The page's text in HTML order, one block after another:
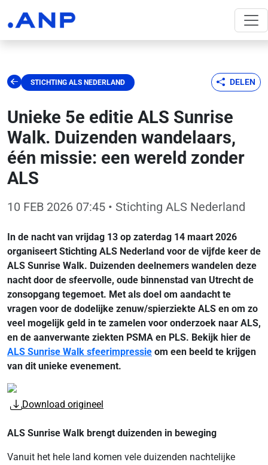
STICHTING ALS NEDERLAND DELEN
Unieke 5e editie ALS Sunrise
Walk. Duizenden wandelaars,
één missie: een wereld zonder
ALS
10 FEB 2026 07:45 • Stichting ALS Nederland
In de nacht van vrijdag 13 op zaterdag 14 maart 2026
organiseert Stichting ALS Nederland voor de vijfde keer de
ALS Sunrise Walk. Duizenden deelnemers wandelen deze
nacht door de sfeervolle, oude binnenstad van Utrecht de
zonsopgang tegemoet. Met als doel om aandacht te
vragen voor de dodelijke zenuw/spierziekte ALS en om zo
veel mogelijk geld in te zamelen voor onderzoek naar ALS,
en de aanverwante ziekten PSMA en PLS. Bekijk hier de
ALS Sunrise Walk sfeerimpressie om een beeld te krijgen
van dit unieke evenement.
Download origineel
ALS Sunrise Walk brengt duizenden in beweging
Vanuit het hele land komen vele duizenden nachtelijke